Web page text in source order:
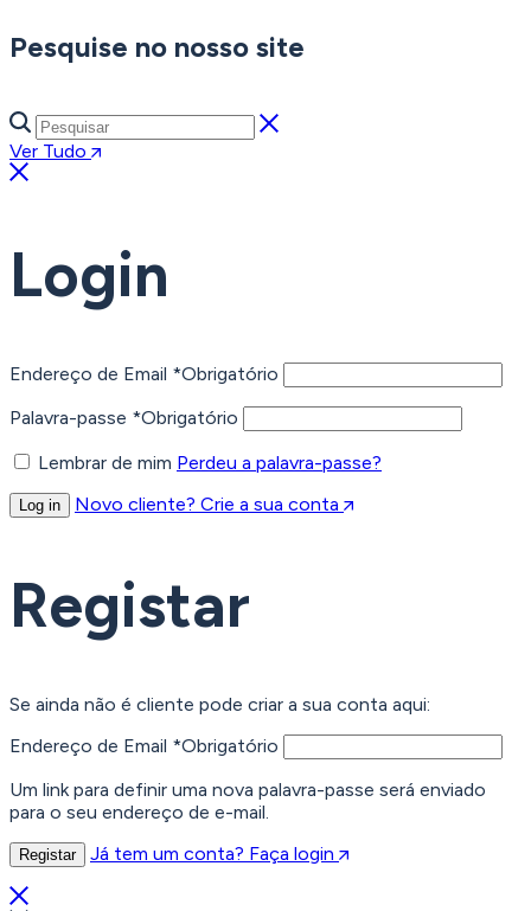
Pesquise no nosso site
Ver Tudo
Login
Endereço de Email *Obrigatório
Palavra-passe *Obrigatório
Lembrar de mim Perdeu a palavra-passe?
Log in Novo cliente? Crie a sua conta
Registar
Se ainda não é cliente pode criar a sua conta aqui:
Endereço de Email *Obrigatório
Um link para definir uma nova palavra-passe será enviado
para o seu endereço de e-mail.
Registar Já tem um conta? Faça login